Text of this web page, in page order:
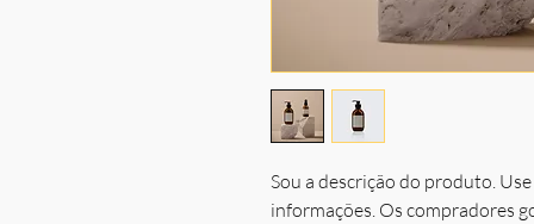
Sou a descrição do produto.
informações. Os compradores